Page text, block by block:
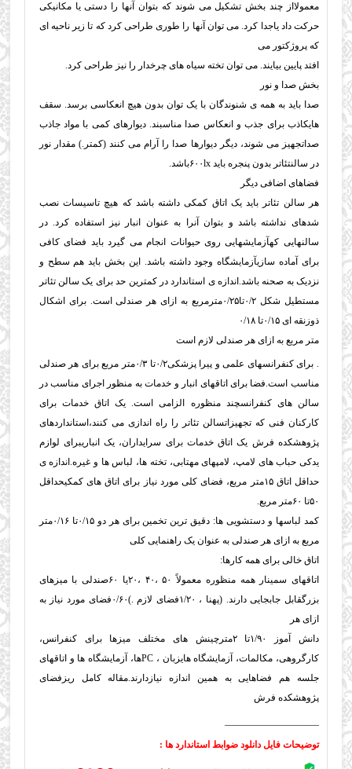
معمولااز چند بخش تشکیل می شوند که بتوان آنها را دستی یا مکانیکی
حرکت داد یاجدا کرد. می توان آنها را طوری طراحی کرد که تا زیر ناحیه ای
که پروژکتور می
افتد پایین بیایند. می توان تخته سیاه های چرخدار را نیز طراحی کرد.
بخش صدا و نور
صدا باید به همه ی شنوندگان با یک توان بدون هیچ انعکاسی برسد. سقف
هایکاذب برای جذب و انعکاس صدا مناسبند. دیوارهای کمی با مواد جاذب
صداتجهیز می شوند، دیگر دیوارها صدا را آرام می کنند (کمتر.) مقدار نور
در سالنتئاتر بدون پنجره باید ۶۰۰lx
باشد.
فضاهای اضافی دیگر
هر سالن تئاتر باید یک اتاق کمکی داشته باشد که هیچ تاسیسات نصب
شدهای نداشته باشد و بتوان آنرا به عنوان انبار نیز استفاده کرد. در
سالنهایی کهآزمایشهایی روی حیوانات انجام می گیرد باید فضای کافی
برای آماده سازیآزمایشگاه وجود داشته باشد. این بخش باید هم سطح و
نزدیک به صحنه باشد.اندازه ی استاندارد در کمترین حد برای یک سالن تئاتر
مستطیل شکل ۰/۲تا۰/۲۵مترمربع به ازای هر صندلی است. برای اشکال
ذوزنقه ای ۰/۱۵تا ۰/۱۸
متر مربع به ازای هر صندلی لازم است
. برای کنفرانسهای علمی و پیرا پزشکی۰/۲تا ۰/۳متر مربع برای هر صندلی
مناسب است.فضا برای اتاقهای انبار و خدمات به منظور اجرای مناسب در
سالن های کنفرانسچند منظوره الزامی است. یک اتاق خدمات برای
کارکنان فنی که تجهیزاتسالن تئاتر را راه اندازی می کنند،استانداردهای
پژوهشکده فرش یک اتاق خدمات برای سرایداران، یک انباریبرای لوازم
یدکی حباب های لامپ، لامپهای مهتابی، تخته ها، لباس ها و غیره.اندازه ی
حداقل اتاق ۱۵متر مربع، فضای کلی مورد نیاز برای اتاق های کمکیحداقل
۵۰تا ۶۰متر مربع.
کمد لباسها و دستشویی ها:
دقیق ترین تخمین برای هر دو ۰/۱۵تا ۰/۱۶متر
مربع به ازای هر صندلی به عنوان یک راهنمایی کلی
اتاق خالی برای همه کارها:
اتاقهای سمینار همه منظوره معمولاً ۵۰ ،۴۰ ،۲۰یا ۶۰صندلی با میزهای
بزرگقابل جابجایی دارند. (پهنا ، ۱/۲۰فضای لازم .)۰/۶۰فضای مورد نیاز به
ازای هر
دانش آموز ۱/۹۰تا ۲متر
چینش های مختلف میزها برای کنفرانس،
کارگروهی، مکالمات، آزمایشگاه هایزبان ،PCها، آزمایشگاه ها و اتاقهای
جلسه هم فضاهایی به همین اندازه نیازدارند.مقاله کامل ریزفضای
پژوهشکده فرش
توضیحات فایلدانلود ضوابط استاندارد ها :